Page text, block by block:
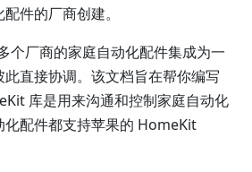
件的厂商创建。
个厂商的家庭自动化配件集成为一
直接协调。该文档旨在帮你编写
库是用来沟通和控制家庭自动化
化配件都支持苹果的 HomeKit